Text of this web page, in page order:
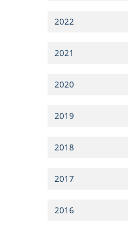
2022
2021
2020
2019
2018
2017
2016